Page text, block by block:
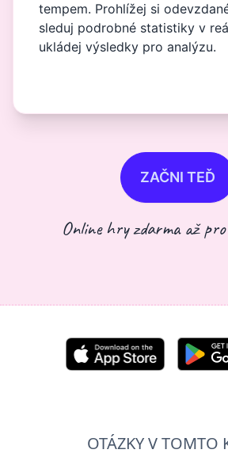
tempem. Prohlížej si
sleduj podrobné statistiky v
ukládej výsledky pro analýzu.
ZAČNI TEĎ
Online hry zdarma až
OTÁZKY V TOMTO